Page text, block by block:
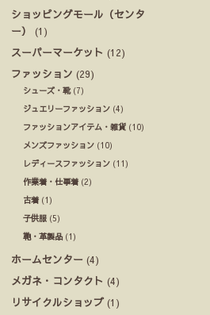
ショッピングモール（センタ
ー）
(1)
スーパーマーケット (12)
ファッション (29)
シューズ・靴(7)
ジュエリーファッション (4)
ファッションアイテム・雑貨 (10)
メンズファッション (10)
レディースファッション (11)
作業着・仕事着 (2)
古着 (1)
子供服 (5)
鞄・革製品 (1)
ホームセンター (4)
メガネ・コンタクト (4)
リサイクルショップ (1)